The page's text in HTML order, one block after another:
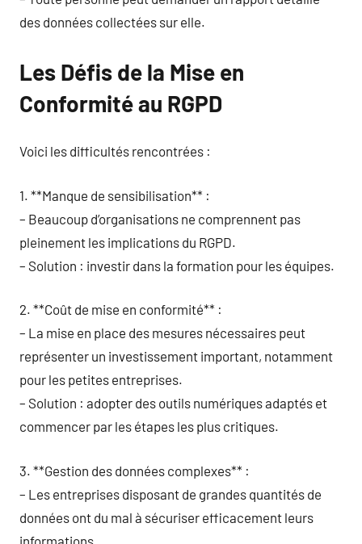
des données collectées sur elle.
Les Défis de la Mise en
Conformité au RGPD
Voici les difficultés rencontrées :
1. **Manque de sensibilisation** :
– Beaucoup d’organisations ne comprennent pas
pleinement les implications du RGPD.
– Solution : investir dans la formation pour les équipes.
2. **Coût de mise en conformité** :
– La mise en place des mesures nécessaires peut
représenter un investissement important, notamment
pour les petites entreprises.
– Solution : adopter des outils numériques adaptés et
commencer par les étapes les plus critiques.
3. **Gestion des données complexes** :
– Les entreprises disposant de grandes quantités de
données ont du mal à sécuriser efficacement leurs
informations.